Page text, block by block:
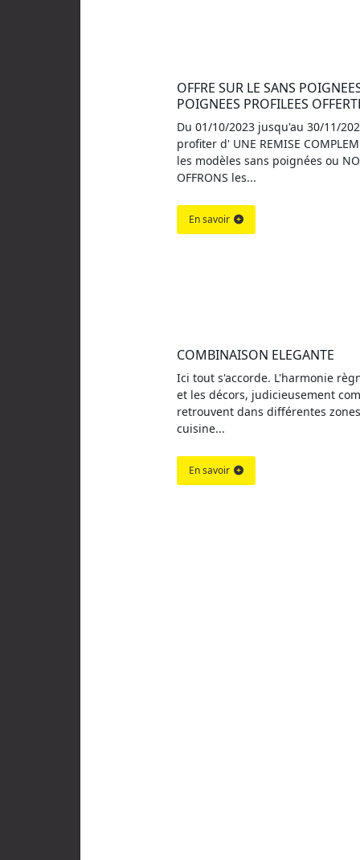
OFFRE SUR LE SANS
POIGNEES PROFILEES
Du 01/10/2023 jusqu'au 30/11/
profiter d' UNE REMISE
les modèles sans poignées ou
OFFRONS les...
En savoir
COMBINAISON ELEGANTE
Ici tout s'accorde. L'harmonie
et les décors, judicieusement
retrouvent dans différentes
cuisine...
En savoir